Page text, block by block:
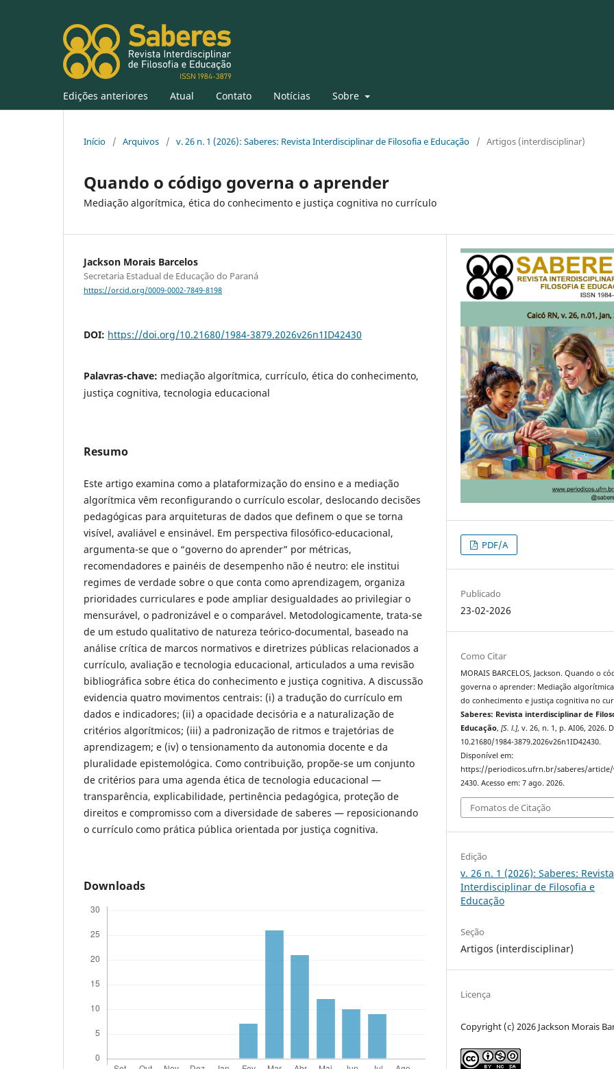
Edições anteriores Atual Contato Notícias Sobre
Início / Arquivos / v. 26 n. 1 (2026): Saberes: Revista Interdisciplinar de Filosofia e Educação / Artigos (interdisciplinar)
Quando o código governa o aprender
Mediação algorítmica, ética do conhecimento e justiça cognitiva no currículo
Jackson Morais Barcelos
Secretaria Estadual de Educação do Paraná
https://orcid.org/0009-0002-7849-8198
DOI: https://doi.org/10.21680/1984-3879.2026v26n1ID42430
Palavras-chave: mediação algorítmica, currículo, ética do conhecimento,
justiça cognitiva, tecnologia educacional
Resumo
Este artigo examina como a plataformização do ensino e a mediação
algorítmica vêm reconfigurando o currículo escolar, deslocando decisões
pedagógicas para arquiteturas de dados que definem o que se torna
visível, avaliável e ensinável. Em perspectiva filosófico-educacional,
argumenta-se que o “governo do aprender” por métricas,
recomendadores e painéis de desempenho não é neutro: ele institui
regimes de verdade sobre o que conta como aprendizagem, organiza
prioridades curriculares e pode ampliar desigualdades ao privilegiar o
mensurável, o padronizável e o comparável. Metodologicamente, trata-se
de um estudo qualitativo de natureza teórico-documental, baseado na
análise crítica de marcos normativos e diretrizes públicas relacionados a
currículo, avaliação e tecnologia educacional, articulados a uma revisão
bibliográfica sobre ética do conhecimento e justiça cognitiva. A discussão
evidencia quatro movimentos centrais: (i) a tradução do currículo em
dados e indicadores; (ii) a opacidade decisória e a naturalização de
critérios algorítmicos; (iii) a padronização de ritmos e trajetórias de
aprendizagem; e (iv) o tensionamento da autonomia docente e da
pluralidade epistemológica. Como contribuição, propõe-se um conjunto
de critérios para uma agenda ética de tecnologia educacional —
transparência, explicabilidade, pertinência pedagógica, proteção de
direitos e compromisso com a diversidade de saberes — reposicionando
o currículo como prática pública orientada por justiça cognitiva.
Downloads
PDF/A
Publicado
23-02-2026
Como Citar
MORAIS BARCELOS, Jackson. Quando o
governa o aprender: Mediação
do conhecimento e justiça cognitiva no
Saberes: Revista interdisciplinar de
Educação,[S. l.], v. 26, n. 1, p. AI06, 2026.
10.21680/1984-3879.2026v26n1ID42430.
Disponível em:
https://periodicos.ufrn.br/saberes/
2430. Acesso em: 7 ago. 2026.
Fomatos de Citação
Edição
v. 26 n. 1 (2026): Saberes: Revista
Interdisciplinar de Filosofia e
Educação
Seção
Artigos (interdisciplinar)
Licença
Copyright (c) 2026 Jackson Morais